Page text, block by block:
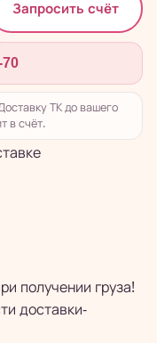
Запросить счёт
70
ТК до вашего
в счёт.
получении груза!
доставки-